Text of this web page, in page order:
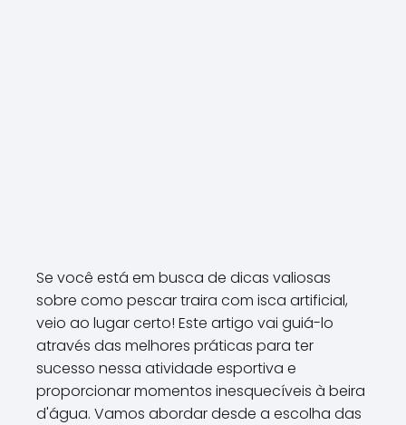
Se você está em busca de dicas valiosas
sobre como pescar traira com isca artificial,
veio ao lugar certo! Este artigo vai guiá-lo
através das melhores práticas para ter
sucesso nessa atividade esportiva e
proporcionar momentos inesquecíveis à beira
d'água. Vamos abordar desde a escolha das